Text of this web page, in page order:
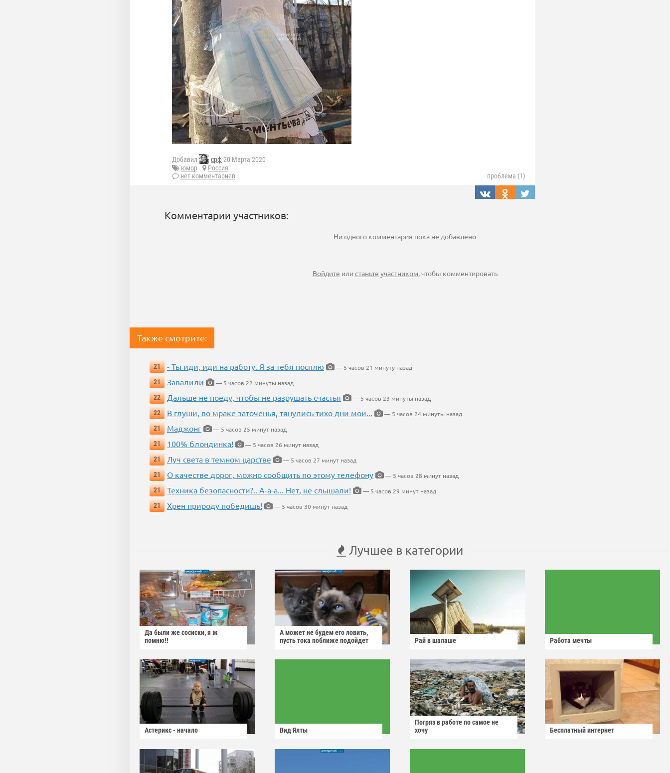
Добавил срф 20 Марта 2020
юмор
Россия
нет комментариев
проблема (1)
Комментарии участников:
Ни одного комментария пока не добавлено
Войдите илистаньте участником, чтобы комментировать
Также смотрите:
21 - Ты иди, иди на работу. Я за тебя посплю
— 5 часов 21 минуту назад
21
Завалили
— 5 часов 22 минуты назад
22
Дальше не поеду, чтобы не разрушать счастья
— 5 часов 23 минуты назад
22
В глуши, во мраке заточенья, тянулись тихо дни мои...
— 5 часов 24 минуты назад
21
Маджонг
— 5 часов 25 минут назад
21
100% блондинка!
— 5 часов 26 минут назад
21
Луч света в темном царстве
— 5 часов 27 минут назад
21
О качестве дорог, можно сообщить по этому телефону
— 5 часов 28 минут назад
21
Техника безопасности?.. А-а-а... Нет, не слышали!
— 5 часов 29 минут назад
21
Хрен природу победишь! — 5 часов 30 минут назад
Лучшее в категории
Да были же сосиски, я ж
помню!!
А может не будем его ловить,
пусть тока поближе подойдет
Рай в шалаше Работа мечты
Астерикс - начало Вид Ялты
Погряз в работе по самое не
хочу
Бесплатный интернет